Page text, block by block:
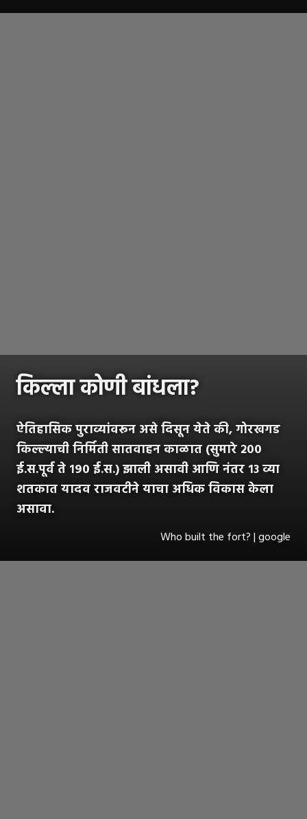
किल्ला कोणी बांधला?
ऐतिहासिक पुराव्यांवरून असे दिसून येते की, गोरखगड
किल्ल्याची निर्मिती सातवाहन काळात (सुमारे २००
ई.स.पूर्व ते १९० ई.स.) झाली असावी आणि नंतर १३ व्या
शतकात यादव राजवटीने याचा अधिक विकास केला
असावा.
Who built the fort? | google